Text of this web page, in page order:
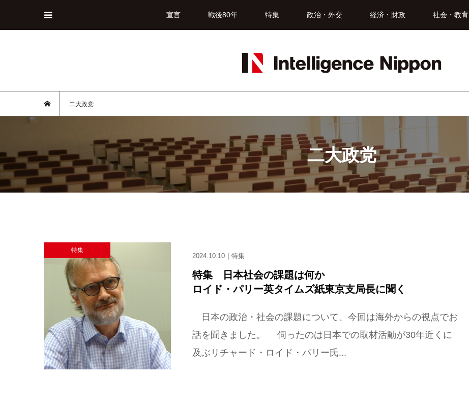
宣言 戦後80年 特集 政治・外交 経済・財政 社会・教育
二大政党
二大政党
特集
2024.10.10 特集
特集 日本社会の課題は何か
ロイド・パリー英タイムズ紙東京支局長に聞く
日本の政治・社会の課題について、今回は海外からの視点でお
話を聞きました。 伺ったのは日本での取材活動が30年近くに
及ぶリチャード・ロイド・パリー氏...